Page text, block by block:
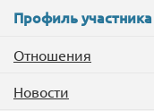
Профиль участника
Отношения
Новости